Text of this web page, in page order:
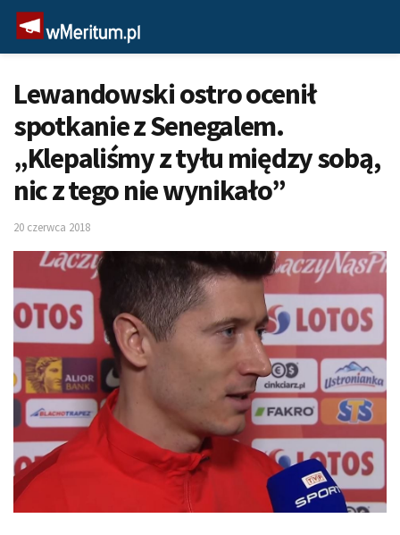
Lewandowski ostro ocenił
spotkanie z Senegalem.
„Klepaliśmy z tyłu między sobą,
nic z tego nie wynikało”
20 czerwca 2018